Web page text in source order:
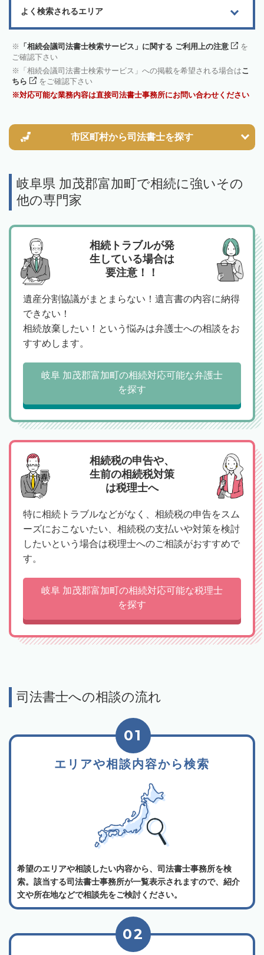
よく検索されるエリア
「相続会議司法書士検索サービス」に関する ご利用上の注意
を
ご確認下さい
「相続会議司法書士検索サービス」への掲載を希望される場合はこ
ちら
をご確認下さい
対応可能な業務内容は直接司法書士事務所にお問い合わせください
市区町村から司法書士を探す
岐阜県 加茂郡富加町で相続に強いその
他の専門家
相続トラブルが発
生している場合は
要注意！！
遺産分割協議がまとまらない！遺言書の内容に納得
できない！
相続放棄したい！という悩みは弁護士への相談をお
すすめします。
岐阜 加茂郡富加町の相続対応可能な弁護士
を探す
相続税の申告や、
生前の相続税対策
は税理士へ
特に相続トラブルなどがなく、相続税の申告をスム
ーズにおこないたい、相続税の支払いや対策を検討
したいという場合は税理士へのご相談がおすすめで
す。
岐阜 加茂郡富加町の相続対応可能な税理士
を探す
司法書士への相談の流れ
エリアや相談内容から検索
01
希望のエリアや相談したい内容から、司法書士事務所を検
索。該当する司法書士事務所が一覧表示されますので、紹介
文や所在地などで相談先をご検討ください。
02